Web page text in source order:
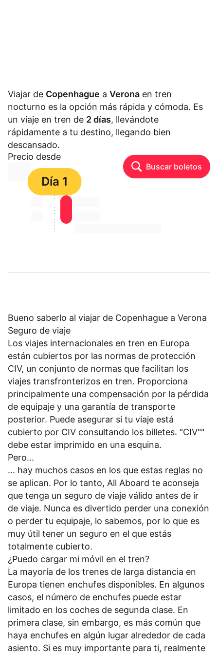
Viajar de Copenhague a Verona en tren
nocturno es la opción más rápida y cómoda. Es
un viaje en tren de 2 días, llevándote
rápidamente a tu destino, llegando bien
descansado.
Precio desde
⏳⏳ Buscar boletos
Día 1
⏳⏳ ⏳ ⏳⏳
⏳⏳ ⏳ ⏳⏳
Bueno saberlo al viajar de Copenhague a Verona
Seguro de viaje
Los viajes internacionales en tren en Europa
están cubiertos por las normas de protección
CIV, un conjunto de normas que facilitan los
viajes transfronterizos en tren. Proporciona
principalmente una compensación por la pérdida
de equipaje y una garantía de transporte
posterior. Puede asegurar si tu viaje está
cubierto por CIV consultando los billetes. “CIV""
debe estar imprimido en una esquina.
Pero...
... hay muchos casos en los que estas reglas no
se aplican. Por lo tanto, All Aboard te aconseja
que tenga un seguro de viaje válido antes de ir
de viaje. Nunca es divertido perder una conexión
o perder tu equipaje, lo sabemos, por lo que es
muy útil tener un seguro en el que estás
totalmente cubierto.
¿Puedo cargar mi móvil en el tren?
La mayoría de los trenes de larga distancia en
Europa tienen enchufes disponibles. En algunos
casos, el número de enchufes puede estar
limitado en los coches de segunda clase. En
primera clase, sin embargo, es más común que
haya enchufes en algún lugar alrededor de cada
asiento. Si es muy importante para ti, realmente